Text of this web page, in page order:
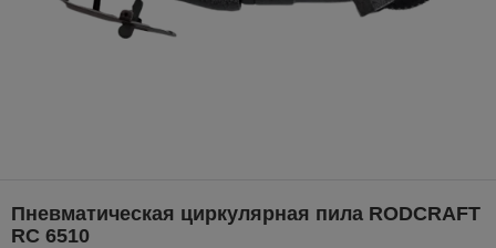
Пневматическая циркулярная пила RODCRAFT
RC 6510